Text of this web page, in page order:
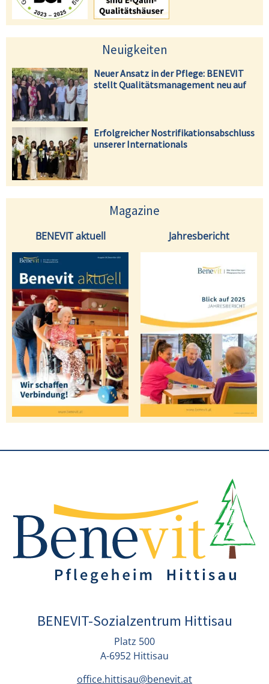
Neuigkeiten
Neuer Ansatz in der Pflege: BENEVIT
stellt Qualitätsmanagement neu auf
Erfolgreicher Nostrifikationsabschluss
unserer Internationals
Magazine
BENEVIT aktuell Jahresbericht
BENEVIT-Sozialzentrum Hittisau
Platz 500
A-6952 Hittisau
office.hittisau@benevit.at